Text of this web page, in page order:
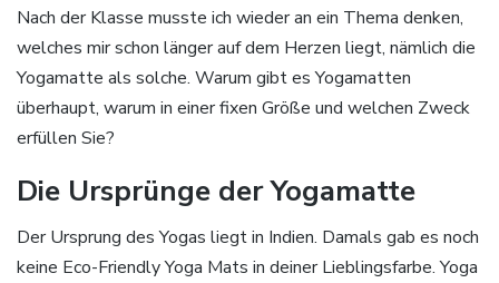
Nach der Klasse musste ich wieder an ein Thema denken,
welches mir schon länger auf dem Herzen liegt, nämlich die
Yogamatte als solche. Warum gibt es Yogamatten
überhaupt, warum in einer fixen Größe und welchen Zweck
erfüllen Sie?
Die Ursprünge der Yogamatte
Der Ursprung des Yogas liegt in Indien. Damals gab es noch
keine Eco-Friendly Yoga Mats in deiner Lieblingsfarbe. Yoga